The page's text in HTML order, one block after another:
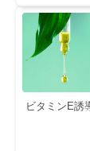
ビタミンE誘